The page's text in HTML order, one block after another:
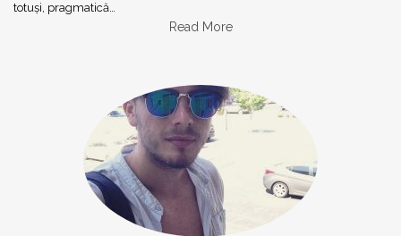
totuşi, pragmatică…
Read More